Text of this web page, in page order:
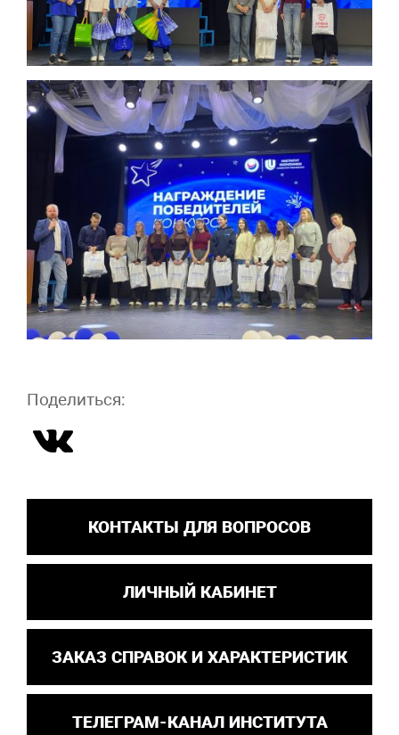
Поделиться:
КОНТАКТЫ ДЛЯ ВОПРОСОВ
ЛИЧНЫЙ КАБИНЕТ
ЗАКАЗ СПРАВОК И ХАРАКТЕРИСТИК
ТЕЛЕГРАМ-КАНАЛ ИНСТИТУТА